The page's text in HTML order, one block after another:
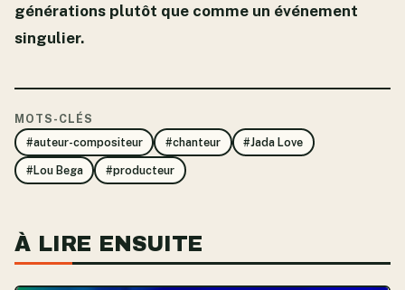
générations plutôt que comme un événement
singulier.
MOTS-CLÉS
#auteur-compositeur
#chanteur #Jada Love
#Lou Bega #producteur
À LIRE ENSUITE